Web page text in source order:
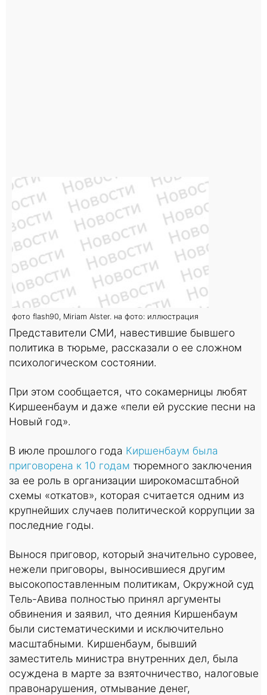
фото flash90, Miriam Alster. на фото: иллюстрация
Представители СМИ, навестившие бывшего
политика в тюрьме, рассказали о ее сложном
психологическом состоянии.
При этом сообщается, что сокамерницы любят
Киршеенбаум и даже «пели ей русские песни на
Новый год».
В июле прошлого года Киршенбаум была
приговорена к 10 годам тюремного заключения
за ее роль в организации широкомасштабной
схемы «откатов», которая считается одним из
крупнейших случаев политической коррупции за
последние годы.
Вынося приговор, который значительно суровее,
нежели приговоры, выносившиеся другим
высокопоставленным политикам, Окружной суд
Тель-Авива полностью принял аргументы
обвинения и заявил, что деяния Киршенбаум
были систематическими и исключительно
масштабными. Киршенбаум, бывший
заместитель министра внутренних дел, была
осуждена в марте за взяточничество, налоговые
правонарушения, отмывание денег,